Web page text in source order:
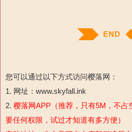
END
您可以通过以下方式访问樱落网：
1. 网址：www.skyfall.ink
2. 樱落网APP（推荐，只有5M，不占
要任何权限，试过才知道有多方便）